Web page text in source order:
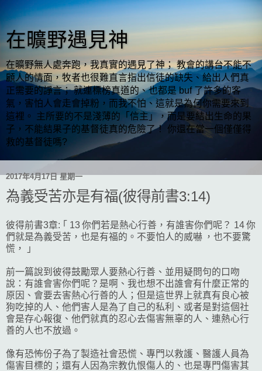
在曠野遇見神
在曠野無人處奔跑，我真實的遇見了神； 教會的講台不能不
顧人的情面，牧者也很難直言指出信徒的缺失、給出人們真
正需要的諍言； 就連標榜真道的、也都是 buf 了許多的客
氣，害怕人會走會掉粉，而我不怕、這就是為何你需要來到
這裡。 主所要的不是淺薄的「信主」，而是要結出生命的果
子，不能結果子的基督徒真的危險了！ 你還在當一個僅僅得
救的基督徒嗎?
2017年4月17日 星期一
為義受苦亦是有福(彼得前書3:14)
彼得前書3章: ｢ 13 你們若是熱心行善，有誰害你們呢？ 14 你
們就是為義受苦，也是有福的。不要怕人的威嚇 ，也不要驚
慌， ｣
前一篇說到彼得鼓勵眾人要熱心行善、並用疑問句的口吻
說：有誰會害你們呢？是啊、我也想不出誰會有什麼正常的
原因、會要去害熱心行善的人；但是這世界上就真有良心被
狗吃掉的人、他們害人是為了自己的私利、或者是對這個社
會是存心報復、他們就真的忍心去傷害無辜的人、連熱心行
善的人也不放過。
像有恐怖份子為了製造社會恐慌、專門以救護、醫護人員為
傷害目標的；還有人因為宗教仇恨傷人的、也是專門傷害其